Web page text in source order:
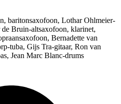
baritonsaxofoon, Lothar Ohlmeier-
Bruin-altsaxofoon, klarinet,
Bernadette van
tuba, Gijs Tra-gitaar, Ron van
Jean Marc Blanc-drums